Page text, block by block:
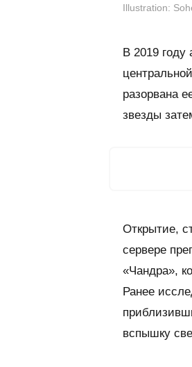
Illustration:
В 2019 году
разорвана
звезды
Открытие,
сервере
«Чандра»,
Ранее
вспышку